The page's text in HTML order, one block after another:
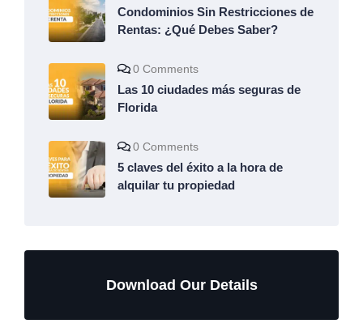
Condominios Sin Restricciones de
Rentas: ¿Qué Debes Saber?
0 Comments
Las 10 ciudades más seguras de
Florida
0 Comments
5 claves del éxito a la hora de
alquilar tu propiedad
Download Our Details